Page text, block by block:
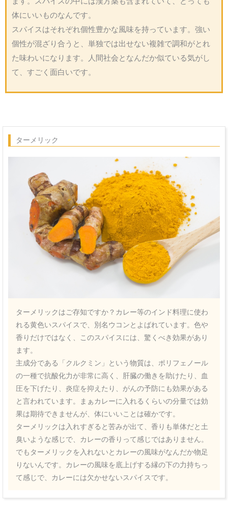
体にいいものなんです。
スパイスはそれぞれ個性豊かな風味を持っています。強い
個性が混ざり合うと、単独では出せない複雑で調和がとれ
た味わいになります。人間社会となんだか似ている気がし
て、すごく面白いです。
ターメリック
ターメリックはご存知ですか？カレー等のインド料理に使わ
れる黄色いスパイスで、別名ウコンとよばれています。色や
香りだけではなく、このスパイスには、驚くべき効果があり
ます。
主成分である「クルクミン」という物質は、ポリフェノール
の一種で抗酸化力が非常に高く、肝臓の働きを助けたり、血
圧を下げたり、炎症を抑えたり、がんの予防にも効果がある
と言われています。まぁカレーに入れるくらいの分量では効
果は期待できませんが、体にいいことは確かです。
ターメリックは入れすぎると苦みが出て、香りも単体だと土
臭いような感じで、カレーの香りって感じではありません。
でもターメリックを入れないとカレーの風味がなんだか物足
りないんです。カレーの風味を底上げする縁の下の力持ちっ
て感じで、カレーには欠かせないスパイスです。